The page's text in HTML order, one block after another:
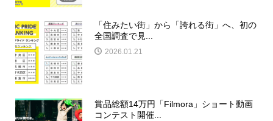
「住みたい街」から「誇れる街」へ、初の
全国調査で見...
2026.01.21
賞品総額14万円「Filmora」ショート動画
コンテスト開催...